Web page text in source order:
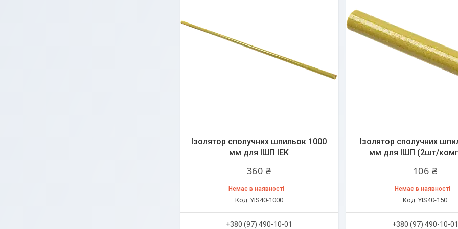
Ізолятор сполучних шпильок 1000
мм для ІШП IEK
360 ₴
Немає в наявності
YIS40-1000
+380 (97) 490-10-01
Ізолятор сполучних
мм для ІШП (2шт/
106 ₴
Немає в наявності
YIS40-150
+380 (97) 490-10-01